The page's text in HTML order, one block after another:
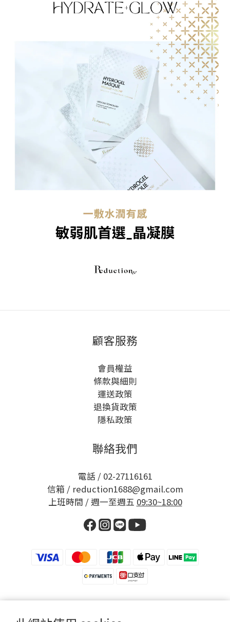
顧客服務
會員權益
條款與細則
運送政策
退換貨政策
隱私政策
聯絡我們
電話 / 02-27116161
信箱 / reduction1688@gmail.com
上班時間 / 週一至週五 09:30~18:00